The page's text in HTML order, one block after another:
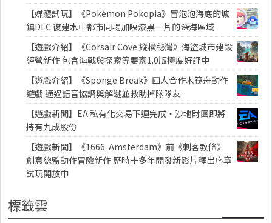
【媒體試玩】《Pokémon Pokopia》冒泡泡海底的城
鎮DLC 復建水中都市同場加映漆黑一片的深海區域
【遊戲介紹】《Corsair Cove 縱橫秘灣》海盜城市建設
經營新作 包含海戰與探索等要素1.0版極度好評中
【遊戲介紹】《Sponge Break》四人合作木筏舟動作
遊戲 通過語音協調與解謎並救助掉隊隊友
【遊戲新聞】EA 私有化交易下週完成・沙地財團即將
持有九成股份
【遊戲新聞】《1666: Amsterdam》前《刺客教條》
創意總監動作冒險新作 歷時十多年開發新影片釋出序章
試玩開放中
標籤雲